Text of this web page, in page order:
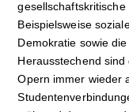
Beispielsweise
Demokratie sowie
Herausstechend
Opern immer wieder